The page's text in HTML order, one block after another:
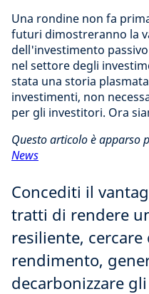
Una rondine non fa
futuri dimostreranno la
dell'investimento
nel settore degli
stata una storia
investimenti, non
per gli investitori. Ora
Questo articolo è apparso
News
Concediti il
tratti di rendere
resiliente,
rendimento,
decarbonizzare